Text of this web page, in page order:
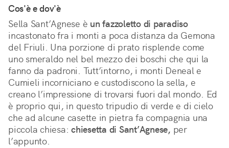
Cos'è e dov'è
Sella Sant’Agnese è un fazzoletto di paradiso
incastonato fra i monti a poca distanza da Gemona
del Friuli. Una porzione di prato risplende come
uno smeraldo nel bel mezzo dei boschi che qui la
fanno da padroni. Tutt’intorno, i monti Deneal e
Cumieli incorniciano e custodiscono la sella, e
creano l’impressione di trovarsi fuori dal mondo. Ed
è proprio qui, in questo tripudio di verde e di cielo
che ad alcune casette in pietra fa compagnia una
piccola chiesa: chiesetta di Sant’Agnese, per
l’appunto.